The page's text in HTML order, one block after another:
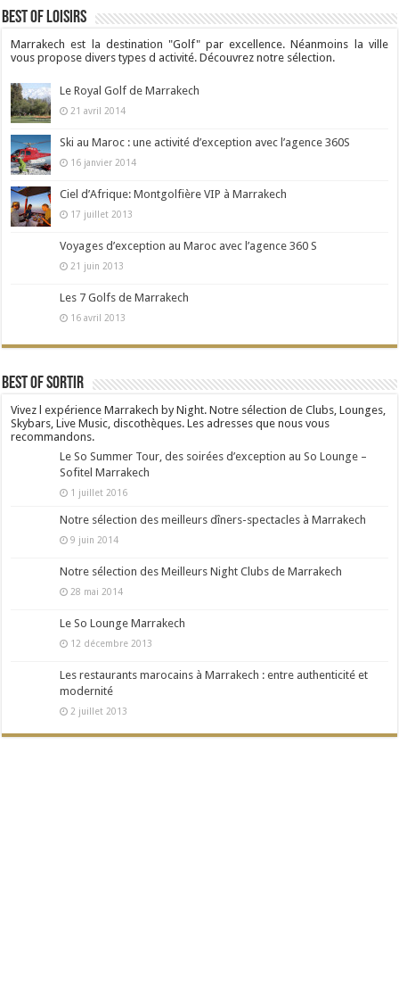
Best Of Loisirs
Marrakech est la destination "Golf" par excellence. Néanmoins la ville
vous propose divers types d activité. Découvrez notre sélection.
Le Royal Golf de Marrakech
21 avril 2014
Ski au Maroc : une activité d’exception avec l’agence 360S
16 janvier 2014
Ciel d’Afrique: Montgolfière VIP à Marrakech
17 juillet 2013
Voyages d’exception au Maroc avec l’agence 360 S
21 juin 2013
Les 7 Golfs de Marrakech
16 avril 2013
Best Of Sortir
Vivez l expérience Marrakech by Night. Notre sélection de Clubs, Lounges,
Skybars, Live Music, discothèques. Les adresses que nous vous
recommandons.
Le So Summer Tour, des soirées d’exception au So Lounge –
Sofitel Marrakech
1 juillet 2016
Notre sélection des meilleurs dîners-spectacles à Marrakech
9 juin 2014
Notre sélection des Meilleurs Night Clubs de Marrakech
28 mai 2014
Le So Lounge Marrakech
12 décembre 2013
Les restaurants marocains à Marrakech : entre authenticité et
modernité
2 juillet 2013